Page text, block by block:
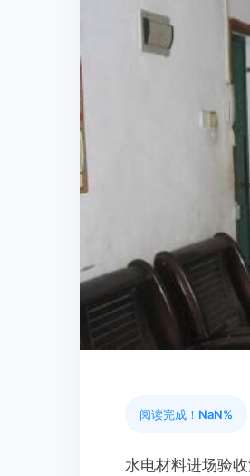
阅读完成！ NaN%
水电材料进场验